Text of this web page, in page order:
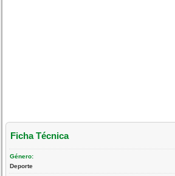
Ficha Técnica
Género:
Deporte